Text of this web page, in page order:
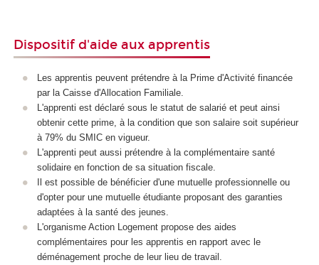
Dispositif d'aide aux apprentis
Les apprentis peuvent prétendre à la Prime d'Activité financée
par la Caisse d'Allocation Familiale.
L'apprenti est déclaré sous le statut de salarié et peut ainsi
obtenir cette prime, à la condition que son salaire soit supérieur
à 79% du SMIC en vigueur.
L'apprenti peut aussi prétendre à la complémentaire santé
solidaire en fonction de sa situation fiscale.
Il est possible de bénéficier d'une mutuelle professionnelle ou
d'opter pour une mutuelle étudiante proposant des garanties
adaptées à la santé des jeunes.
L'organisme Action Logement propose des aides
complémentaires pour les apprentis en rapport avec le
déménagement proche de leur lieu de travail.